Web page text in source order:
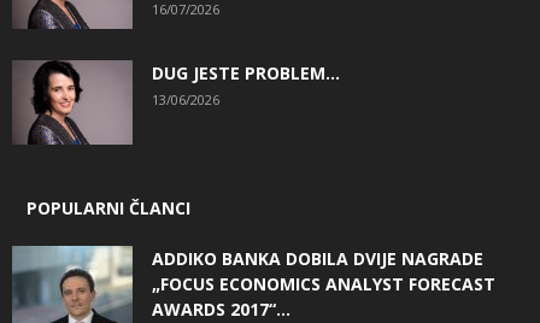
16/07/2026
DUG JESTE PROBLEM…
13/06/2026
POPULARNI ČLANCI
ADDIKO BANKA DOBILA DVIJE NAGRADE
„FOCUS ECONOMICS ANALYST FORECAST
AWARDS 2017“...